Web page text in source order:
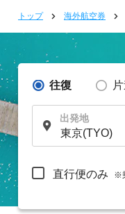
トップ 海外航空券
往復
出発地
直行便のみ ※